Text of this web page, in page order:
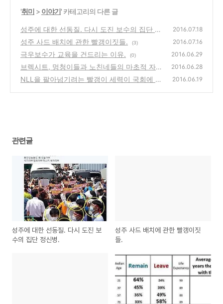
'취미 > 이야기' 카테고리의 다른 글
성주에 대한 선동질. 다시 도진 보수의 집단 정
신병.
(0)
2016.07.18
성주 사드 배치에 관한 빨갱이짓들. (3) 2016.07.16
극우보수가 교육을 건드리는 이유. (0) 2016.06.29
브렉시트, 멍청이들과 노친네들의 마초적 자살
쇼.
(4)
2016.06.28
NLL을 팔아넘기려는 빨갱이 세력이 국회에 있
2016.06.19
관련글
성주에 대한 선동질. 다시 도진 보
수의 집단 정신병.
성주 사드 배치에 관한 빨갱이짓
들.